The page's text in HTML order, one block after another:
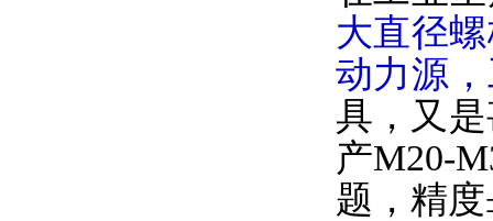
大直径螺
动力源
具，
产M20-
题，精